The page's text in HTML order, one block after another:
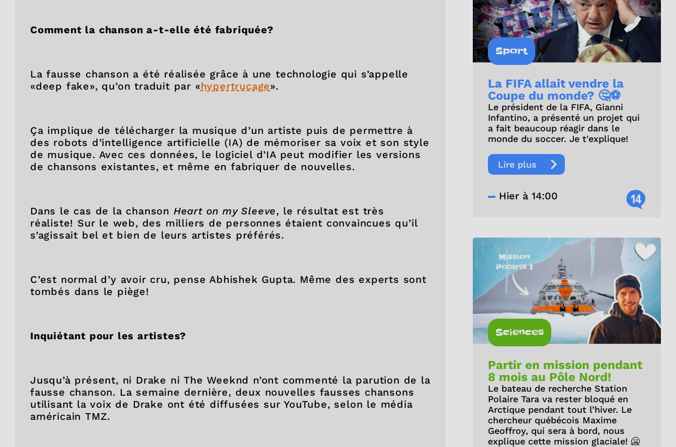
Comment la chanson a-t-elle été fabriquée?
La fausse chanson a été réalisée grâce à une technologie qui s’appelle
«deep fake», qu’on traduit par «hypertrucage».
Ça implique de télécharger la musique d’un artiste puis de permettre à
des robots d’intelligence artificielle (IA) de mémoriser sa voix et son style
de musique. Avec ces données, le logiciel d’IA peut modifier les versions
de chansons existantes, et même en fabriquer de nouvelles.
Dans le cas de la chanson Heart on my Sleeve, le résultat est très
réaliste! Sur le web, des milliers de personnes étaient convaincues qu’il
s’agissait bel et bien de leurs artistes préférés.
C’est normal d’y avoir cru, pense Abhishek Gupta. Même des experts sont
tombés dans le piège!
Inquiétant pour les artistes?
Jusqu’à présent, ni Drake ni The Weeknd n’ont commenté la parution de la
fausse chanson. La semaine dernière, deux nouvelles fausses chansons
utilisant la voix de Drake ont été diffusées sur YouTube, selon le média
américain TMZ.
Sport
La FIFA allait vendre la
Coupe du monde? 🤔⚽
Le président de la FIFA, Gianni
Infantino, a présenté un projet qui
a fait beaucoup réagir dans le
monde du soccer. Je t'explique!
Lire plus
Hier à 14:00 14
Sciences
Partir en mission pendant
8 mois au Pôle Nord!
Le bateau de recherche Station
Polaire Tara va rester bloqué en
Arctique pendant tout l’hiver. Le
chercheur québécois Maxime
Geoffroy, qui sera à bord, nous
explique cette mission glaciale! 🥶